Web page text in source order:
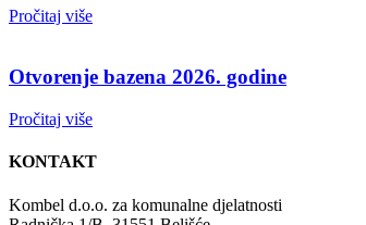
Pročitaj više
Otvorenje bazena 2026. godine
Pročitaj više
KONTAKT
Kombel d.o.o. za komunalne djelatnosti